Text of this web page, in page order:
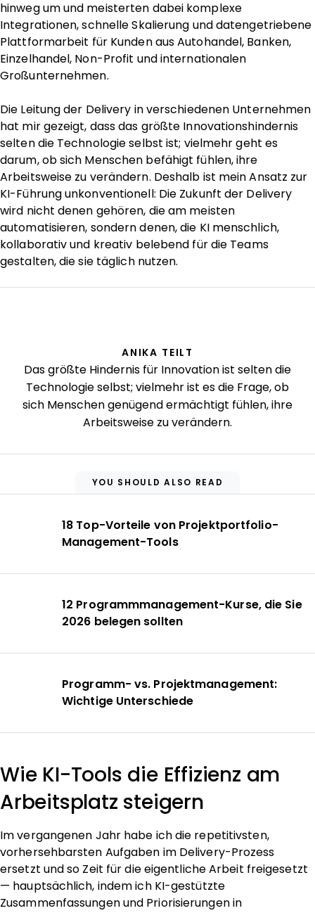
hinweg um und meisterten dabei komplexe
Integrationen, schnelle Skalierung und datengetriebene
Plattformarbeit für Kunden aus Autohandel, Banken,
Einzelhandel, Non-Profit und internationalen
Großunternehmen.
Die Leitung der Delivery in verschiedenen Unternehmen
hat mir gezeigt, dass das größte Innovationshindernis
selten die Technologie selbst ist; vielmehr geht es
darum, ob sich Menschen befähigt fühlen, ihre
Arbeitsweise zu verändern. Deshalb ist mein Ansatz zur
KI-Führung unkonventionell: Die Zukunft der Delivery
wird nicht denen gehören, die am meisten
automatisieren, sondern denen, die KI menschlich,
kollaborativ und kreativ belebend für die Teams
gestalten, die sie täglich nutzen.
ANIKA TEILT
Das größte Hindernis für Innovation ist selten die
Technologie selbst; vielmehr ist es die Frage, ob
sich Menschen genügend ermächtigt fühlen, ihre
Arbeitsweise zu verändern.
YOU SHOULD ALSO READ
18 Top-Vorteile von Projektportfolio-
Management-Tools
12 Programmmanagement-Kurse, die Sie
2026 belegen sollten
Programm- vs. Projektmanagement:
Wichtige Unterschiede
Wie KI-Tools die Effizienz am
Arbeitsplatz steigern
Im vergangenen Jahr habe ich die repetitivsten,
vorhersehbarsten Aufgaben im Delivery-Prozess
ersetzt und so Zeit für die eigentliche Arbeit freigesetzt
— hauptsächlich, indem ich KI-gestützte
Zusammenfassungen und Priorisierungen in